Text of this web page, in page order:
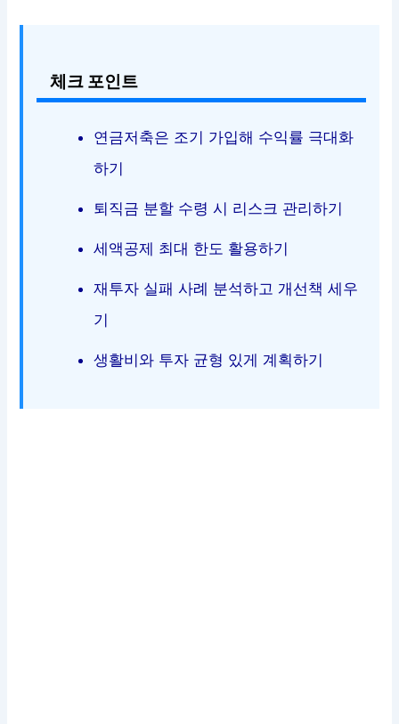
체크 포인트
연금저축은 조기 가입해 수익률 극대화
하기
퇴직금 분할 수령 시 리스크 관리하기
세액공제 최대 한도 활용하기
재투자 실패 사례 분석하고 개선책 세우
기
생활비와 투자 균형 있게 계획하기